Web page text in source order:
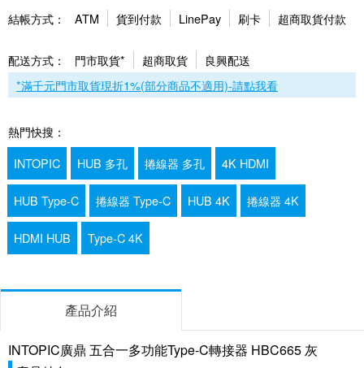
結帳方式： ATM 貨到付款 LinePay 刷卡 超商取貨付款
配送方式： 門市取貨* 超商取貨
良興配送
*滿千元門市取貨現折1%(部分商品不適用)-請點我看
熱門快搜：
INTOPIC
HUB 多孔 捲線器 多孔 4K HDMI
HUB Type-C 捲線器 Type-C HUB 4K 捲線器 4K
HDMI HUB Type-C 4K
產品介紹
INTOPIC廣鼎 五合一多功能Type-C轉接器 HBC665 灰